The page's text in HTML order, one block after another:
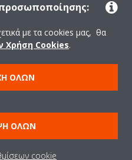
© Daikin
ΠΟΛΙΤΙΚΗ ΧΡΗΣΗΣ COOKIES
Εταιρική δεοντολογία
με τα cookies μας, θα
Χρήση Cookies.
ΌΛΩΝ
ΌΛΩΝ
cookie